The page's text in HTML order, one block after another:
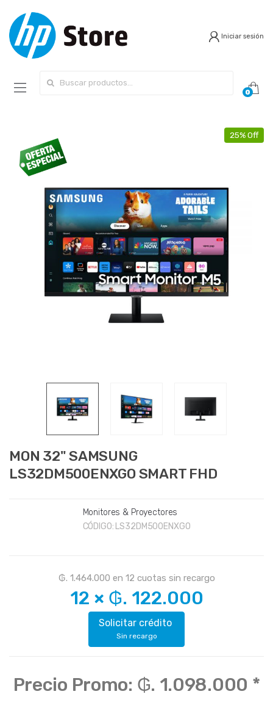
Iniciar sesión
0
25% Off
MON 32" SAMSUNG
LS32DM500ENXGO SMART FHD
Monitores & Proyectores
CÓDIGO: LS32DM500ENXGO
₲. 1.464.000 en 12 cuotas sin recargo
12 × ₲. 122.000
Solicitar crédito
Sin recargo
Precio Promo: ₲. 1.098.000 *